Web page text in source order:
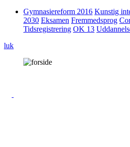
Gymnasiereform 2016 Kunstig
2030 Eksamen Fremmedsprog
Tidsregistrering OK 13
luk